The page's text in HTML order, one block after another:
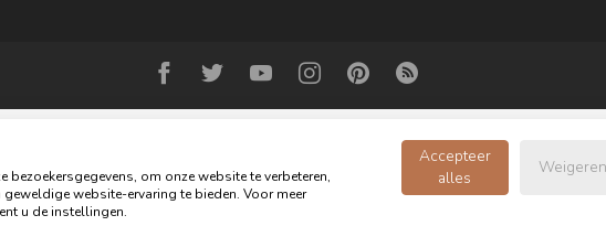
© Copyright 2026 Oldwood de Woonwinkel - Powered by
om onze website te verbeteren,
website-ervaring te bieden. Voor meer
u de instellingen.
Accepteer
alles
Weigeren